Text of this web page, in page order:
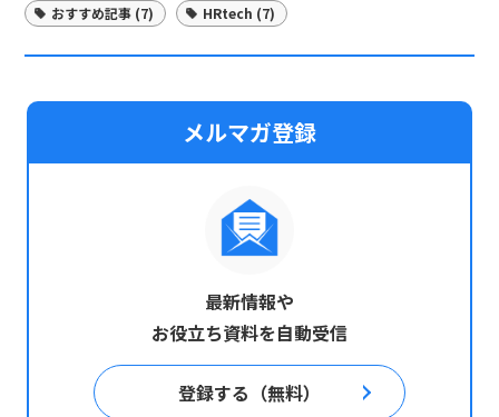
おすすめ記事 (7)
HRtech (7)
メルマガ登録
最新情報や
お役立ち資料を自動受信
登録する（無料）